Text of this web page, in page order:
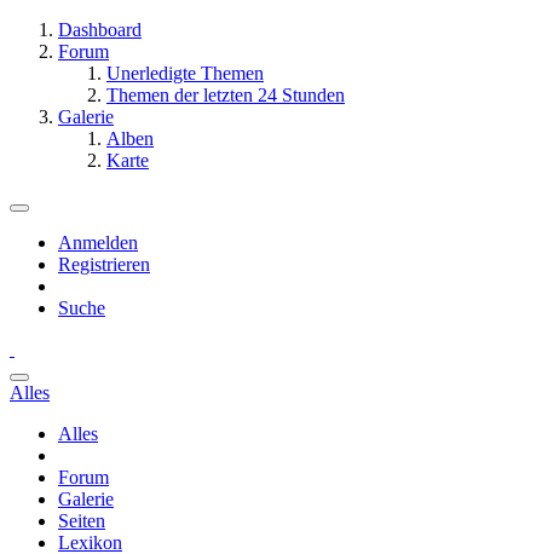
Dashboard
Forum
Unerledigte Themen
Themen der letzten 24 Stunden
Galerie
Alben
Karte
Anmelden
Registrieren
Suche
Alles
Alles
Forum
Galerie
Seiten
Lexikon